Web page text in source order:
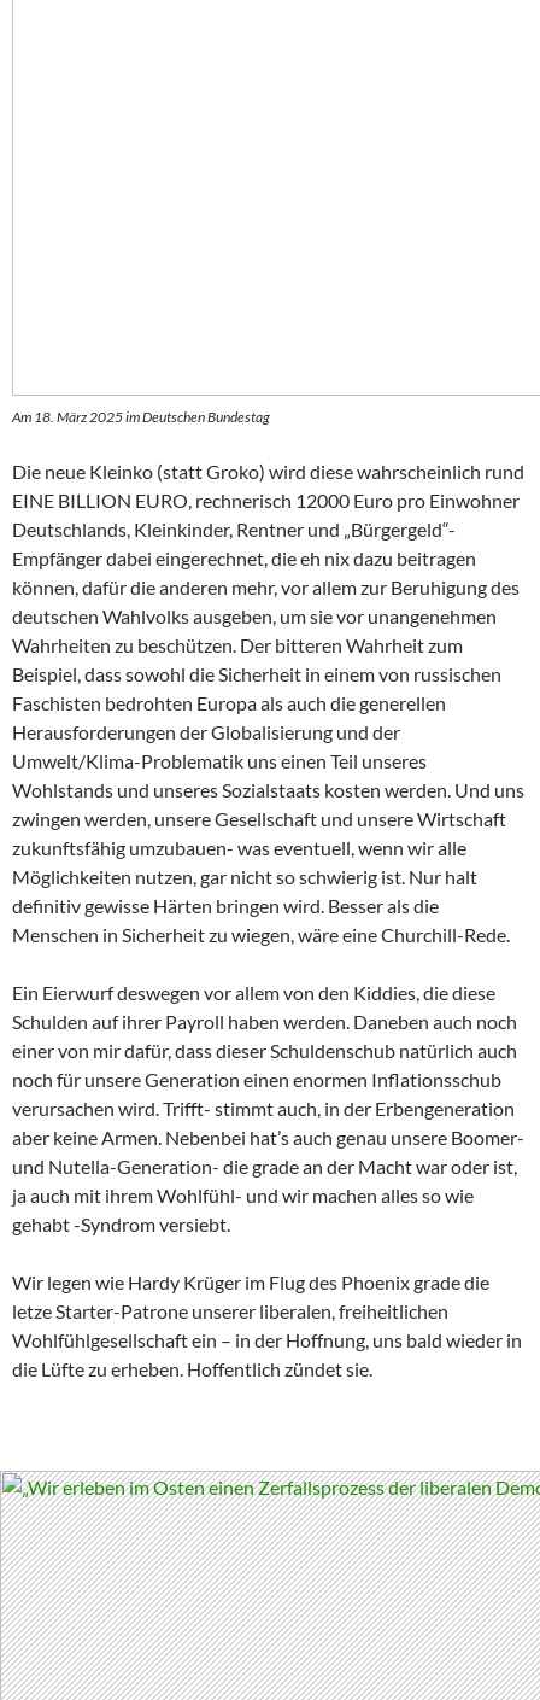
Am 18. März 2025 im Deutschen Bundestag
Die neue Kleinko (statt Groko) wird diese wahrscheinlich rund
EINE BILLION EURO, rechnerisch 12000 Euro pro Einwohner
Deutschlands, Kleinkinder, Rentner und „Bürgergeld“-
Empfänger dabei eingerechnet, die eh nix dazu beitragen
können, dafür die anderen mehr, vor allem zur Beruhigung des
deutschen Wahlvolks ausgeben, um sie vor unangenehmen
Wahrheiten zu beschützen. Der bitteren Wahrheit zum
Beispiel, dass sowohl die Sicherheit in einem von russischen
Faschisten bedrohten Europa als auch die generellen
Herausforderungen der Globalisierung und der
Umwelt/Klima-Problematik uns einen Teil unseres
Wohlstands und unseres Sozialstaats kosten werden. Und uns
zwingen werden, unsere Gesellschaft und unsere Wirtschaft
zukunftsfähig umzubauen- was eventuell, wenn wir alle
Möglichkeiten nutzen, gar nicht so schwierig ist. Nur halt
definitiv gewisse Härten bringen wird. Besser als die
Menschen in Sicherheit zu wiegen, wäre eine Churchill-Rede.
Ein Eierwurf deswegen vor allem von den Kiddies, die diese
Schulden auf ihrer Payroll haben werden. Daneben auch noch
einer von mir dafür, dass dieser Schuldenschub natürlich auch
noch für unsere Generation einen enormen Inflationsschub
verursachen wird. Trifft- stimmt auch, in der Erbengeneration
aber keine Armen. Nebenbei hat’s auch genau unsere Boomer-
und Nutella-Generation- die grade an der Macht war oder ist,
ja auch mit ihrem Wohlfühl- und wir machen alles so wie
gehabt -Syndrom versiebt.
Wir legen wie Hardy Krüger im Flug des Phoenix grade die
letze Starter-Patrone unserer liberalen, freiheitlichen
Wohlfühlgesellschaft ein – in der Hoffnung, uns bald wieder in
die Lüfte zu erheben. Hoffentlich zündet sie.